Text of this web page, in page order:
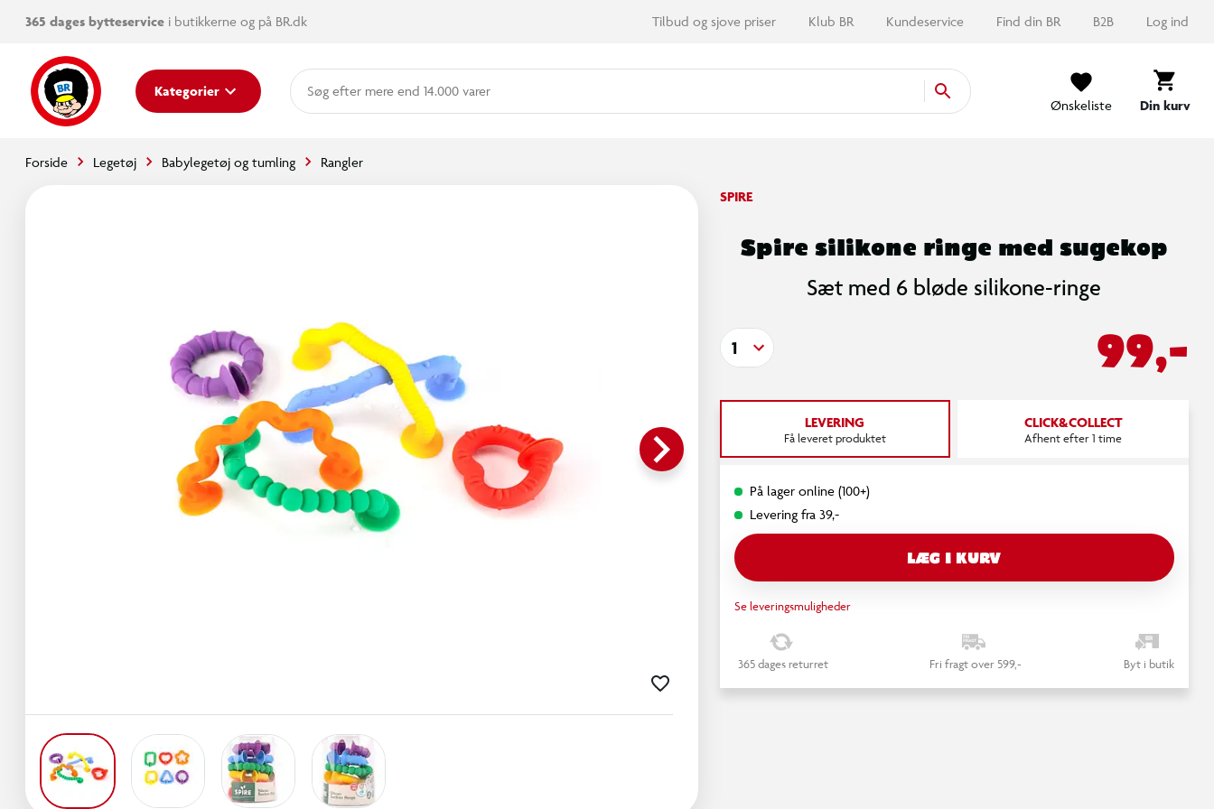
365 dages bytteservice i butikkerne og på BR.dk Tilbud og sjove priser Klub BR Kundeservice Find din BR B2B Log ind
Kategorier
mere end 14.000 varer
Ønskeliste
Din kurv
Forside Legetøj Babylegetøj og tumling Rangler
keyboard_arrow_right
SPIRE
Spire silikone ringe med sugekop
Sæt med 6 bløde silikone-ringe
99,-
1
LEVERING
Få leveret produktet
CLICK&COLLECT
Afhent efter 1 time
På lager online (100+)
Levering fra 39,-
LÆG I KURV
Se leveringsmuligheder
365 dages returret Fri fragt over 599,- Byt i butik